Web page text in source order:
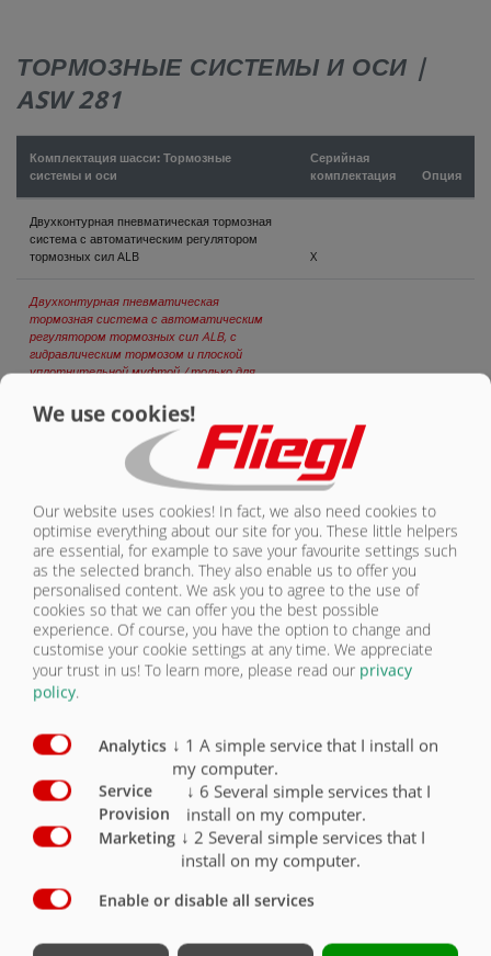
ТОРМОЗНЫЕ СИСТЕМЫ И ОСИ |
ASW 281
Комплектация шасси: Тормозные
системы и оси
Серийная
комплектация
Опция
Двухконтурная пневматическая тормозная
система с автоматическим регулятором
тормозных сил ALB
X
Двухконтурная пневматическая
тормозная система с автоматическим
регулятором тормозных сил ALB, с
гидравлическим тормозом и плоской
уплотнительной муфтой / только для
Однопроводная гидравлическая тормозная
система с клапаном регулирования
нагрузки и плоской уплотнительной
муфтой, только для экспорта
Однопроводная гидравлическая тормозная
система без клапана регулирования
нагрузки, с плоской уплотнительной
муфтой, только для экспорта
2 тормозные оси, обе жесткие X
2 тормозные оси, передняя жесткая,
задняя управляемая, с гидравлической
Стояночный тормоз механический (C) X
ось BPW X
Тормозная ось 410x120 X
Тормозная ось 410x180
гидравлической активацией, 2 тормозные
We use cookies!
Our website uses cookies! In fact, we also need cookies to
optimise everything about our site for you. These little helpers
are essential, for example to save your favourite settings such
as the selected branch. They also enable us to offer you
personalised content. We ask you to agree to the use of
cookies so that we can offer you the best possible
experience. Of course, you have the option to change and
customise your cookie settings at any time. We appreciate
your trust in us! To learn more, please read our privacy
policy.
Analytics ↓ 1 A simple service that I install on
my computer.
Service
Provision
↓ 6 Several simple services that I
install on my computer.
Marketing ↓ 2 Several simple services that I
install on my computer.
Enable or disable all services